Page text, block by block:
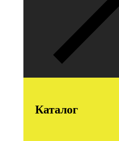
Каталог